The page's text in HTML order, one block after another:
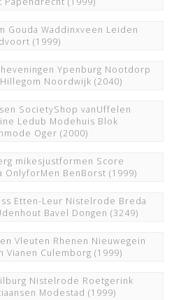
Gouda Waddinxveen Leiden
(1999)
Ypenburg Nootdorp
Noordwijk (2040)
SocietyShop vanUffelen
Ledub Modehuis Blok
Oger (2000)
mikesjustformen Score
OnlyforMen BenBorst (1999)
Etten-Leur Nistelrode Breda
Bavel Dongen (3249)
Vleuten Rhenen Nieuwegein
Vianen Culemborg (1999)
Nistelrode Roetgerink
Modestad (1999)